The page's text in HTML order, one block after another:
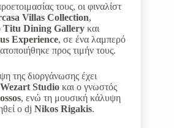
τους, οι φιναλίστ
Villas Collection,
Titu Dining Gallery και
Experience, σε ένα λαμπερό
προς τιμήν τους.
της διοργάνωσης έχει
Wezart Studio και ο γνωστός
, ενώ τη μουσική κάλυψη
ο dj Nikos Rigakis.